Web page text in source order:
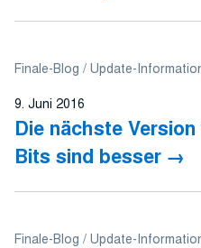
Finale-Blog Update-
9. Juni 2016
Die nächste
Bits sind besser
Finale-Blog Update-